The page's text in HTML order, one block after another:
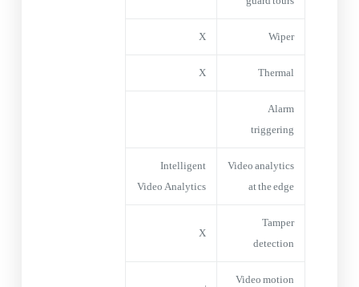
Wiper
X
Thermal
X
Alarm
triggering
Video analytics
at the edge
Intelligent
Video Analytics
Tamper
detection
X
Video motion